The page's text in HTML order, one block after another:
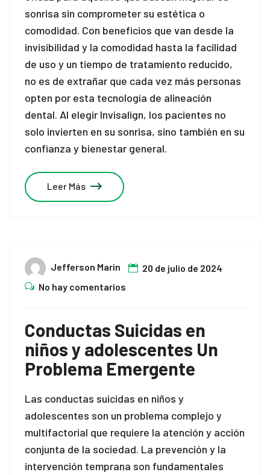
sonrisa sin comprometer su estética o
comodidad. Con beneficios que van desde la
invisibilidad y la comodidad hasta la facilidad
de uso y un tiempo de tratamiento reducido,
no es de extrañar que cada vez más personas
opten por esta tecnología de alineación
dental. Al elegir Invisalign, los pacientes no
solo invierten en su sonrisa, sino también en su
confianza y bienestar general.
Leer Más
Jefferson Marin
20 de julio de 2024
No hay comentarios
Conductas Suicidas en
niños y adolescentes Un
Problema Emergente
Las conductas suicidas en niños y
adolescentes son un problema complejo y
multifactorial que requiere la atención y acción
conjunta de la sociedad. La prevención y la
intervención temprana son fundamentales